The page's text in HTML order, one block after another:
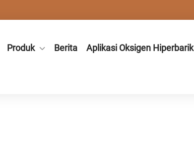
Produk Berita
Aplikasi Oksigen Hiperbarik